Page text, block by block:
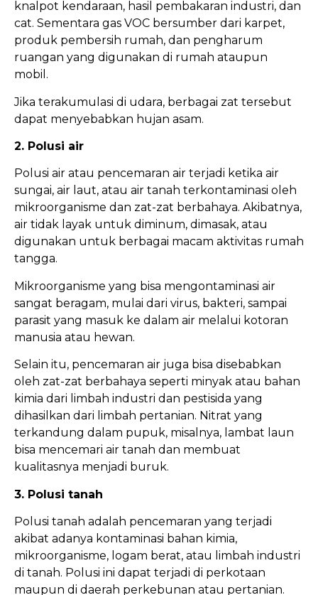
knalpot kendaraan, hasil pembakaran industri, dan
cat. Sementara gas VOC bersumber dari karpet,
produk pembersih rumah, dan pengharum
ruangan yang digunakan di rumah ataupun
mobil.
Jika terakumulasi di udara, berbagai zat tersebut
dapat menyebabkan hujan asam.
2. Polusi air
Polusi air atau pencemaran air terjadi ketika air
sungai, air laut, atau air tanah terkontaminasi oleh
mikroorganisme dan zat-zat berbahaya. Akibatnya,
air tidak layak untuk diminum, dimasak, atau
digunakan untuk berbagai macam aktivitas rumah
tangga.
Mikroorganisme yang bisa mengontaminasi air
sangat beragam, mulai dari virus, bakteri, sampai
parasit yang masuk ke dalam air melalui kotoran
manusia atau hewan.
Selain itu, pencemaran air juga bisa disebabkan
oleh zat-zat berbahaya seperti minyak atau bahan
kimia dari limbah industri dan pestisida yang
dihasilkan dari limbah pertanian. Nitrat yang
terkandung dalam pupuk, misalnya, lambat laun
bisa mencemari air tanah dan membuat
kualitasnya menjadi buruk.
3. Polusi tanah
Polusi tanah adalah pencemaran yang terjadi
akibat adanya kontaminasi bahan kimia,
mikroorganisme, logam berat, atau limbah industri
di tanah. Polusi ini dapat terjadi di perkotaan
maupun di daerah perkebunan atau pertanian.